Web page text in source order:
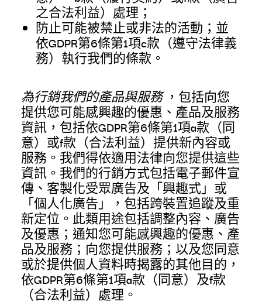
之合法利益）處理；
防止可能被禁止或非法的活動；並
依GDPR第6條第1項c款（遵守法律義
務）執行我們的條款。
為行銷我們的產品與服務 ，包括向您
提供您可能感興趣的優惠、產品及服務
資訊，包括依GDPR第6條第1項a款（同
意）或f款（合法利益）提供新內容或
服務。我們得依適用法律向您提供這些
資訊。我們的行銷方式包括電子郵件宣
傳、客製化受眾廣告及「興趣式」或
「個人化廣告」，包括跨裝置追蹤及重
新定位。此類用途包括調整內容、廣告
及優惠；通知您可能感興趣的優惠、產
品及服務；向您提供服務；以及您同意
或於提供個人資料時揭露的其他目的，
依GDPR第6條第1項a款（同意）及f款
（合法利益）處理。